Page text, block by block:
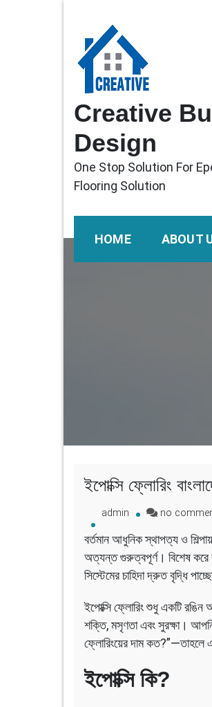
content
Creative
Design
One Stop Solution For
Flooring Solution
HOME ABOUT
ইপোক্সি ফ্লোরিং
admin no
বর্তমান আধুনিক স্থাপত্য ও
অত্যন্ত গুরুত্বপূর্ণ। বিশেষ করে
সিস্টেমের চাহিদা দ্রুত বৃদ্ধি
ইপোক্সি ফ্লোরিং শুধু একটি রঙিন
শক্তি, মসৃণতা এবং সুরক্ষা। আপনি
ফ্লোরিংয়ের দাম কত?”—তাহলে
ইপোক্সি কি?